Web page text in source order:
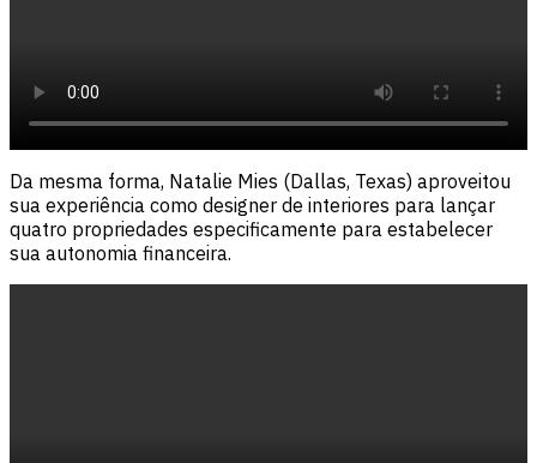
Da mesma forma, Natalie Mies (Dallas, Texas) aproveitou
sua experiência como designer de interiores para lançar
quatro propriedades especificamente para estabelecer
sua autonomia financeira.